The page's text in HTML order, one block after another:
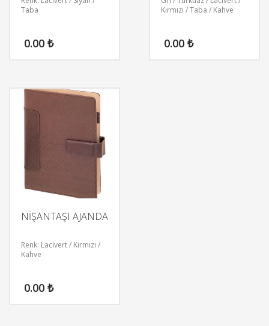
Taba
0.00 ₺
Kırmızı / Taba / Kahve
0.00 ₺
NİŞANTAŞI AJANDA
Renk: Lacivert / Kırmızı /
Kahve
0.00 ₺